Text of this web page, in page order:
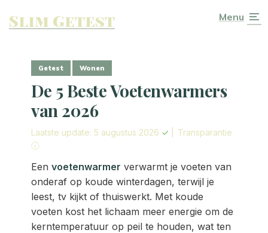
Slim Getest Menu
Getest Wonen
De 5 Beste Voetenwarmers
van 2026
Laatste update: 5 augustus 2026 ✓
Transparantie
ⓘ
Een voetenwarmer verwarmt je voeten van
onderaf op koude winterdagen, terwijl je
leest, tv kijkt of thuiswerkt. Met koude
voeten kost het lichaam meer energie om de
kerntemperatuur op peil te houden, wat ten